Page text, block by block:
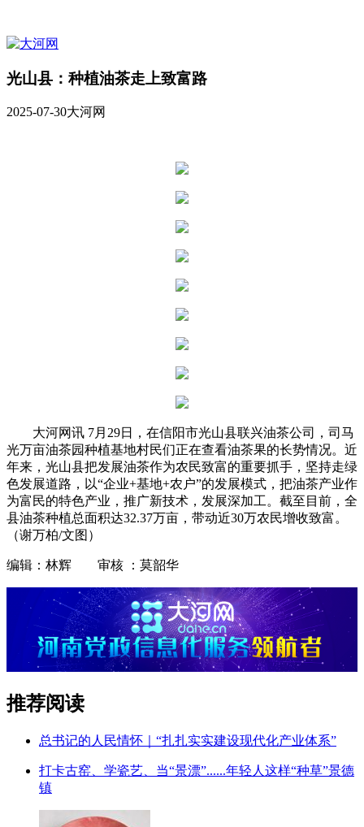
光山县：种植油茶走上致富路
2025-07-30大河网
大河网讯 7月29日，在信阳市光山县联兴油茶公司，司马
光万亩油茶园种植基地村民们正在查看油茶果的长势情况。近
年来，光山县把发展油茶作为农民致富的重要抓手，坚持走绿
色发展道路，以“企业+基地+农户”的发展模式，把油茶产业作
为富民的特色产业，推广新技术，发展深加工。截至目前，全
县油茶种植总面积达32.37万亩，带动近30万农民增收致富。
（谢万柏/文图）
编辑：林辉 审核 ：莫韶华
推荐阅读
总书记的人民情怀｜“扎扎实实建设现代化产业体系”
打卡古窑、学瓷艺、当“景漂”......年轻人这样“种草”景德
镇